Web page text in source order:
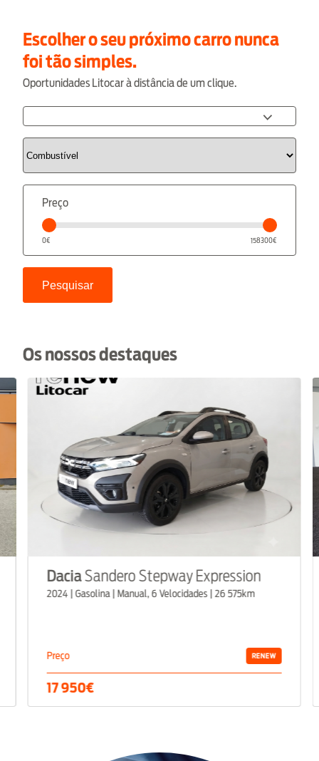
Escolher o seu próximo carro nunca
foi tão simples.
Oportunidades Litocar à distância de um clique.
Preço
0€ 158300€
Pesquisar
Os nossos destaques
Sandero Stepway Expression
| Manual, 6 Velocidades | 26 575km
Renault
Preço